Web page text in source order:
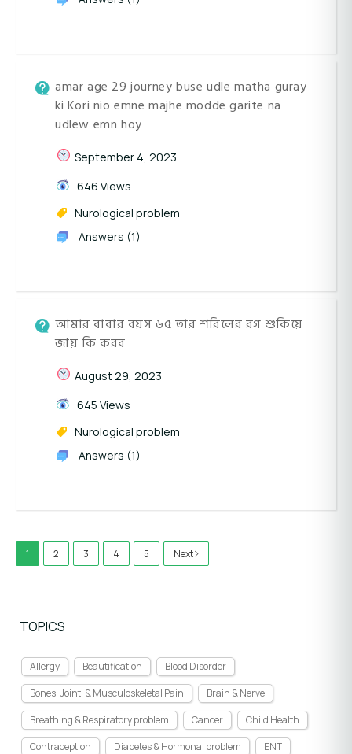
amar age 29 journey buse udle matha guray
ki Kori nio emne majhe modde garite na
udlew emn hoy
September 4, 2023
646 Views
Nurological problem
Answers (1)
আমার বাবার বয়স ৬৫ তার শরিলের রগ শুকিয়ে
জায় কি করব
August 29, 2023
645 Views
Nurological problem
Answers (1)
1 2 3 4 5 Next
TOPICS
Allergy Beautification
Blood Disorder
Bones, Joint, & Musculoskeletal Pain
Brain & Nerve
Breathing & Respiratory problem
Cancer
Child Health
Contraception
Diabetes & Hormonal problem
ENT